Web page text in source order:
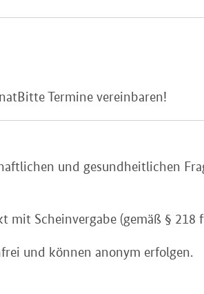
Termine vereinbaren!
und gesundheitlichen
Scheinvergabe (gemäß § 218
und können anonym erfolgen.